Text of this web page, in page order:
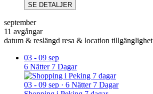
SE DETALJER
september
11 avgångar
datum & reslängd resa & location tillgänglighet
03 - 09 sep
6 Nätter 7 Dagar
03 - 09 sep · 6 Nätter 7 Dagar